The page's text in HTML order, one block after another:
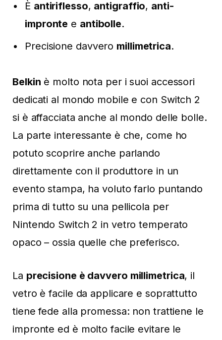
È antiriflesso, antigraffio, anti-
impronte e antibolle.
Precisione davvero millimetrica.
Belkin è molto nota per i suoi accessori
dedicati al mondo mobile e con Switch 2
si è affacciata anche al mondo delle bolle.
La parte interessante è che, come ho
potuto scoprire anche parlando
direttamente con il produttore in un
evento stampa, ha voluto farlo puntando
prima di tutto su una pellicola per
Nintendo Switch 2 in vetro temperato
opaco – ossia quelle che preferisco.
La precisione è davvero millimetrica, il
vetro è facile da applicare e soprattutto
tiene fede alla promessa: non trattiene le
impronte ed è molto facile evitare le